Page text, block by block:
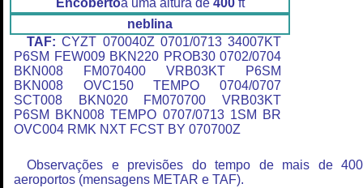
Encobertoa uma altura de 400ft
neblina
TAF: CYZT 070040Z 0701/0713 34007KT
P6SM FEW009 BKN220 PROB30 0702/0704
BKN008 FM070400 VRB03KT P6SM
BKN008 OVC150 TEMPO 0704/0707
SCT008 BKN020 FM070700 VRB03KT
P6SM BKN008 TEMPO 0707/0713 1SM BR
OVC004 RMK NXT FCST BY 070700Z
Observações e previsões do tempo de mais de
aeroportos (mensagens METAR e TAF).